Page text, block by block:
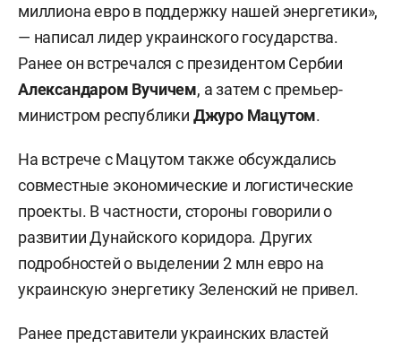
миллиона евро в поддержку нашей энергетики»,
— написал лидер украинского государства.
Ранее он встречался с президентом Сербии
Александаром Вучичем, а затем с премьер-
министром республики Джуро Мацутом.
На встрече с Мацутом также обсуждались
совместные экономические и логистические
проекты. В частности, стороны говорили о
развитии Дунайского коридора. Других
подробностей о выделении 2 млн евро на
украинскую энергетику Зеленский не привел.
Ранее представители украинских властей